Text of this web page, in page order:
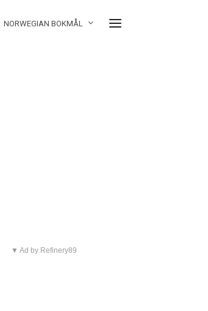
NORWEGIAN BOKMÅL
▼ Ad by Refinery89